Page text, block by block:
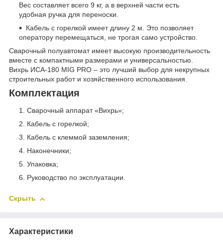
Вес составляет всего 9 кг, а в верхней части есть
удобная ручка для переноски.
Кабель с горелкой имеет длину 2 м. Это позволяет
оператору перемещаться, не трогая само устройство.
Сварочный полуавтомат имеет высокую производительность
вместе с компактными размерами и универсальностью.
Вихрь ИСА-180 MIG PRO – это лучший выбор для некрупных
строительных работ и хозяйственного использования.
Комплектация
Сварочный аппарат «Вихрь»;
Кабель с горелкой;
Кабель с клеммой заземления;
Наконечники;
Упаковка;
Руководство по эксплуатации.
Скрыть
Характеристики